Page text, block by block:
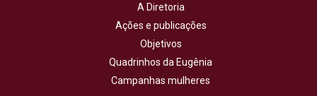
A Diretoria
Ações e publicações
Objetivos
Quadrinhos da Eugênia
Campanhas mulheres